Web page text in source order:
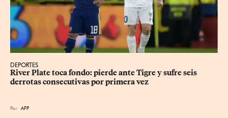
DEPORTES
River Plate toca fondo: pierde ante Tigre y sufre seis
derrotas consecutivas por primera vez
Por AFP